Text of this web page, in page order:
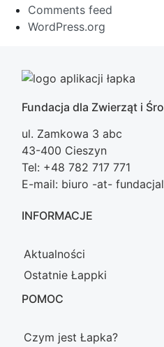
Comments feed
WordPress.org
Fundacja dla Zwierząt i
ul. Zamkowa 3 abc
43-400 Cieszyn
Tel: +48 782 717 771
E-mail: biuro -at-
INFORMACJE
Aktualności
Ostatnie Łappki
POMOC
Czym jest Łapka?